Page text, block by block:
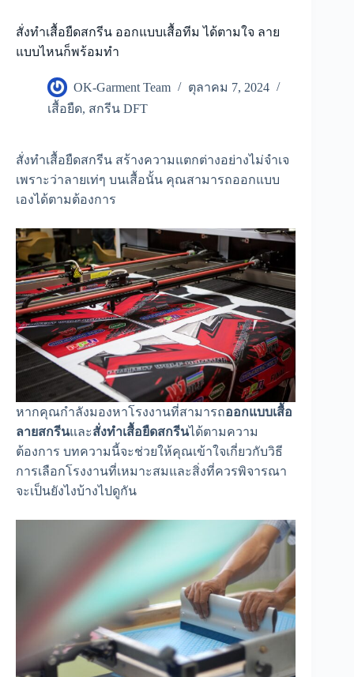
สั่งทำเสื้อยืดสกรีน ออกแบบเสื้อทีม ได้ตามใจ ลาย
แบบไหนก็พร้อมทำ
OK-Garment Team
ตุลาคม 7, 2024
เสื้อยืด, สกรีน DFT
สั่งทำเสื้อยืดสกรีน สร้างความแตกต่างอย่างไม่จำเจ
เพราะว่าลายเท่ๆ บนเสื้อนั้น คุณสามารถออกแบบ
เองได้ตามต้องการ
หากคุณกำลังมองหาโรงงานที่สามารถออกแบบเสื้อ
ลายสกรีนและสั่งทำเสื้อยืดสกรีนได้ตามความ
ต้องการ บทความนี้จะช่วยให้คุณเข้าใจเกี่ยวกับวิธี
การเลือกโรงงานที่เหมาะสมและสิ่งที่ควรพิจารณา
จะเป็นยังไงบ้างไปดูกัน